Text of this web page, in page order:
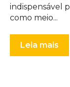
indispensável
como meio...
Leia mais